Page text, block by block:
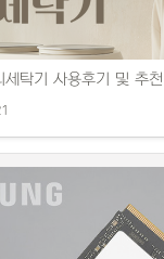
세탁기 추천 제품을 소개합
탁기 사용후기 및 추